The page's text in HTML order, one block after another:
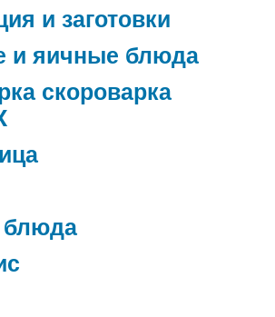
и заготовки
и яичные блюда
скороварка